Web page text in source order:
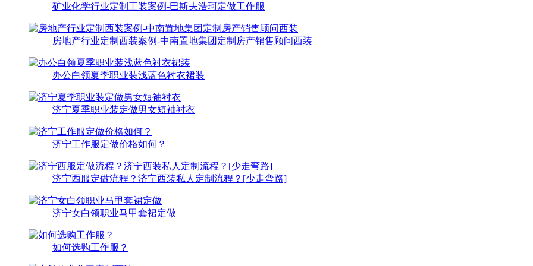
矿业化学行业定制工装案例-巴斯夫浩珂定做工作服
房地产行业定制西装案例-中南置地集团定制房产销售顾问西装
办公白领夏季职业装浅蓝色衬衣裙装
济宁夏季职业装定做男女短袖衬衣
济宁工作服定做价格如何？
济宁西服定做流程？济宁西装私人定制流程？[少走弯路]
济宁女白领职业马甲套裙定做
如何选购工作服？